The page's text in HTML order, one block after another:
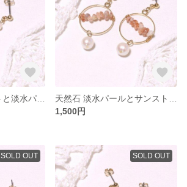
1,500円
SOLD OUT SOLD OUT